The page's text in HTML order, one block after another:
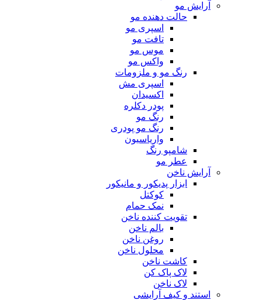
آرایش مو
حالت دهنده مو
اسپری مو
تافت مو
موس مو
واکس مو
رنگ مو و ملزومات
اسپری مش
اکسیدان
پودر دکلره
رنگ مو
رنگ مو پودری
واریاسیون
شامپو رنگ
عطر مو
آرایش ناخن
ابزار پدیکور و مانیکور
کوکتل
نمک حمام
تقویت کننده ناخن
بالم ناخن
روغن ناخن
محلول ناخن
کاشت ناخن
لاک پاک کن
لاک ناخن
استند و کیف آرایشی